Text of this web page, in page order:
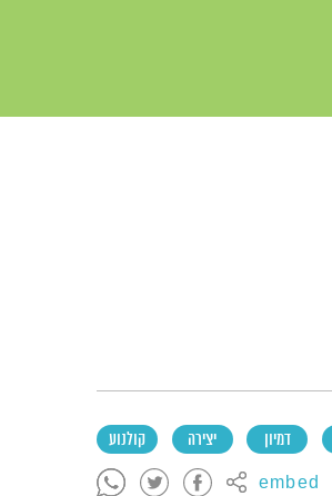
דמיון יצירה קולנוע
embed